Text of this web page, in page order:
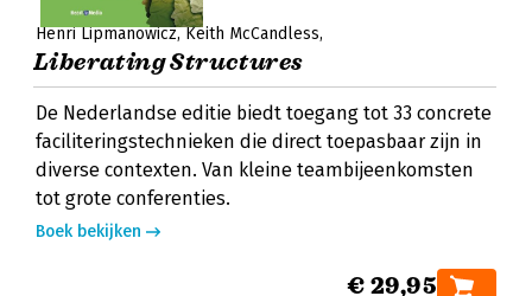
Henri Lipmanowicz Keith McCandless
Liberating Structures
De Nederlandse editie biedt toegang tot 33 concrete
faciliteringstechnieken die direct toepasbaar zijn in
diverse contexten. Van kleine teambijeenkomsten
tot grote conferenties.
Boek bekijken
€ 29,95